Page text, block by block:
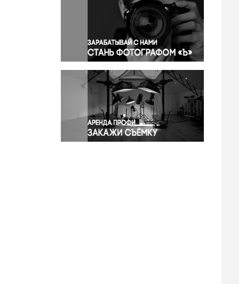
Политика
Правосудие
Происшествия и конфликты
Религия
Светская жизнь
Спорт
Экология
Экономика и бизнес